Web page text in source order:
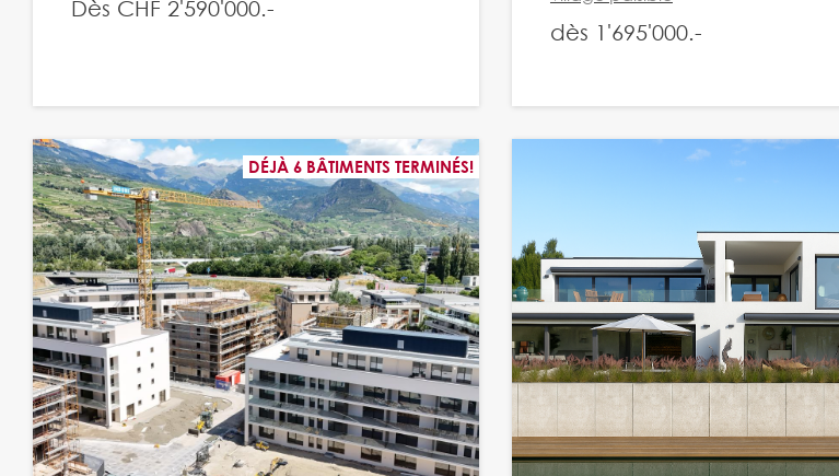
Dès CHF 2'590'000.-
dès 1'695'000.-
DÉJÀ 6 BÂTIMENTS TERMINÉS!